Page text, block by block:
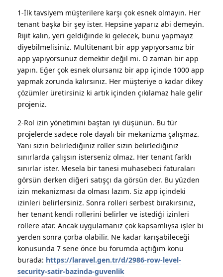
1-İlk tavsiyem müşterilere karşı çok esnek olmayın. Her
tenant başka bir şey ister. Hepsine yaparız abi demeyin.
Rijit kalın, yeri geldiğinde ki gelecek, bunu yapmayız
diyebilmelisiniz. Multitenant bir app yapıyorsanız bir
app yapıyorsunuz demektir değil mi. O zaman bir app
yapın. Eğer çok esnek olursanız bir app içinde 1000 app
yapmak zorunda kalırsınız. Her müşteriye o kadar dikey
çözümler üretirsiniz ki artık içinden çıkılamaz hale gelir
projeniz.
2-Rol izin yönetimini baştan iyi düşünün. Bu tür
projelerde sadece role dayalı bir mekanizma çalışmaz.
Yani sizin belirlediğiniz roller sizin belirlediğiniz
sınırlarda çalışsın isterseniz olmaz. Her tenant farklı
sınırlar ister. Mesela bir tanesi muhasebeci faturaları
görsün derken diğeri satışçı da görsün der. Bu yüzden
izin mekanizması da olması lazım. Siz app içindeki
izinleri belirlersiniz. Sonra rolleri serbest bırakırsınız,
her tenant kendi rollerini belirler ve istediği izinleri
rollere atar. Ancak uygulamanız çok kapsamlıysa işler bi
yerden sonra çorba olabilir. Ne kadar karışabileceği
konusunda 7 sene önce bu forumda açtığım konu
burada: https://laravel.gen.tr/d/2986-row-level-
security-satir-bazinda-guvenlik